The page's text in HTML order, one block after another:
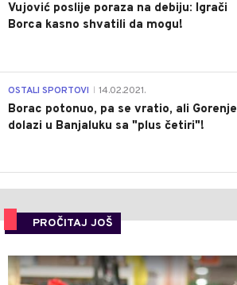
Vujović poslije poraza na debiju: Igrači
Borca kasno shvatili da mogu!
OSTALI SPORTOVI 14.02.2021.
Borac potonuo, pa se vratio, ali Gorenje
dolazi u Banjaluku sa "plus četiri"!
PROČITAJ JOŠ